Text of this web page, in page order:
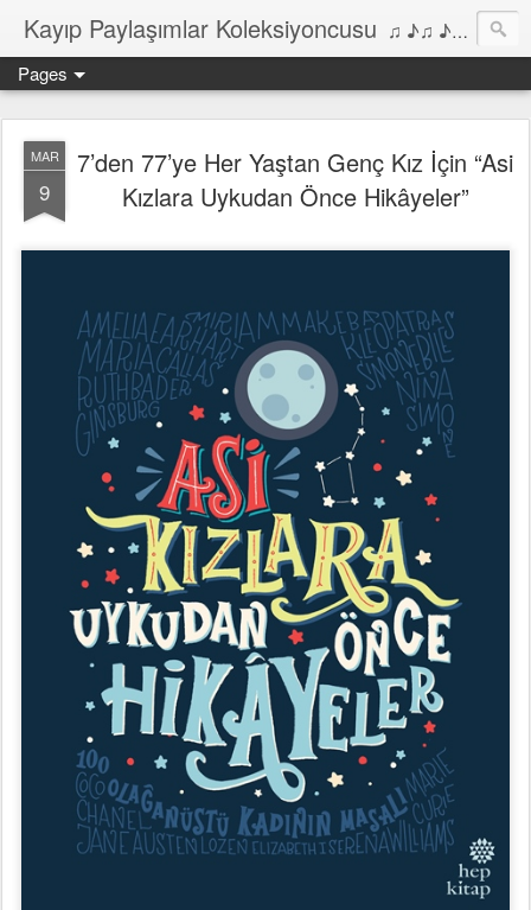
Kayıp Paylaşımlar Koleksiyoncusu ♫ ♪♫ ♪ ♫ ♪♫ ♪•♫♪ 2006'dan bu yana Film, Dizi, Müzik ve Kitaplar üzerine Yazılar Diyarı...
Pages
MAR
9
7’den 77’ye Her Yaştan Genç Kız İçin “Asi
Kızlara Uykudan Önce Hikâyeler”